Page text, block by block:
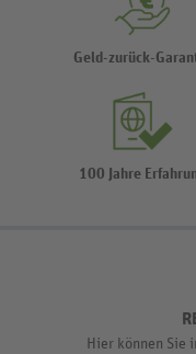
Geld-zurück-
100 Jahre
Hier können Sie